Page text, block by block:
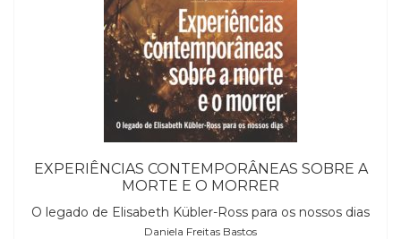
EXPERIÊNCIAS CONTEMPORÂNEAS SOBRE A
MORTE E O MORRER
O legado de Elisabeth Kübler-Ross para os nossos dias
Daniela Freitas Bastos